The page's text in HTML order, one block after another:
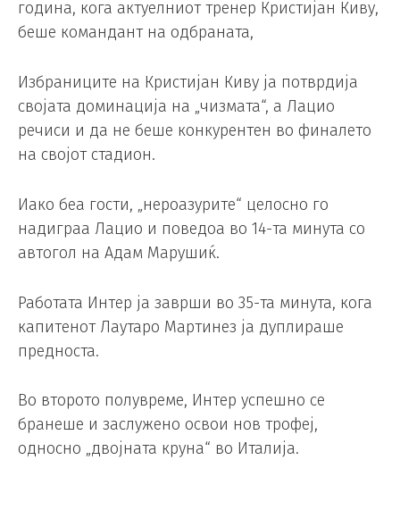
година, кога актуелниот тренер Кристијан Киву,
беше командант на одбраната,
Избраниците на Кристијан Киву ја потврдија
својата доминација на „чизмата“, а Лацио
речиси и да не беше конкурентен во финалето
на својот стадион.
Иако беа гости, „нероазурите“ целосно го
надиграа Лацио и поведоа во 14-та минута со
автогол на Адам Марушиќ.
Работата Интер ја заврши во 35-та минута, кога
капитенот Лаутаро Мартинез ја дуплираше
предноста.
Во второто полувреме, Интер успешно се
бранеше и заслужено освои нов трофеј,
односно „двојната круна“ во Италија.